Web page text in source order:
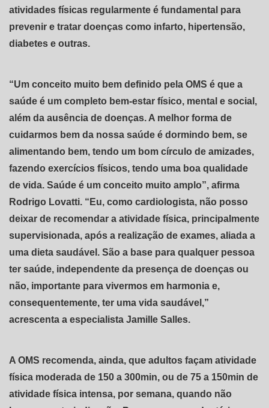
atividades físicas regularmente é fundamental para
prevenir e tratar doenças como infarto, hipertensão,
diabetes e outras.
“Um conceito muito bem definido pela OMS é que a
saúde é um completo bem-estar físico, mental e social,
além da ausência de doenças. A melhor forma de
cuidarmos bem da nossa saúde é dormindo bem, se
alimentando bem, tendo um bom círculo de amizades,
fazendo exercícios físicos, tendo uma boa qualidade
de vida. Saúde é um conceito muito amplo”, afirma
Rodrigo Lovatti. “Eu, como cardiologista, não posso
deixar de recomendar a atividade física, principalmente
supervisionada, após a realização de exames, aliada a
uma dieta saudável. São a base para qualquer pessoa
ter saúde, independente da presença de doenças ou
não, importante para vivermos em harmonia e,
consequentemente, ter uma vida saudável,”
acrescenta a especialista Jamille Salles.
A OMS recomenda, ainda, que adultos façam atividade
física moderada de 150 a 300min, ou de 75 a 150min de
atividade física intensa, por semana, quando não